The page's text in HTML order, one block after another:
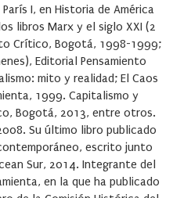
I, en Historia de América
libros Marx y el siglo XXI (2
Crítico, Bogotá, 1998-1999;
Editorial Pensamiento
mito y realidad; El Caos
1999. Capitalismo y
Bogotá, 2013, entre otros.
Su último libro publicado
escrito junto
Sur, 2014. Integrante del
en la que ha publicado